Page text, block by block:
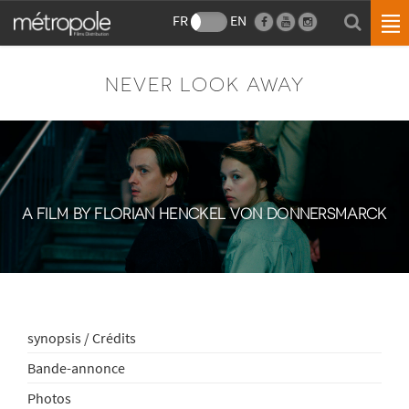
FR EN
NEVER LOOK AWAY
A FILM BY FLORIAN HENCKEL VON DONNERSMARCK
synopsis / Crédits
Bande-annonce
Photos